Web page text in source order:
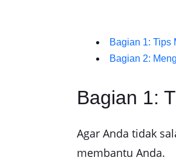
Bagian 1: Tips
Bagian 2:
Bagian 1:
Agar Anda tidak
membantu Anda.